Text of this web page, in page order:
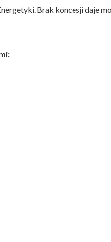
Brak koncesji daje